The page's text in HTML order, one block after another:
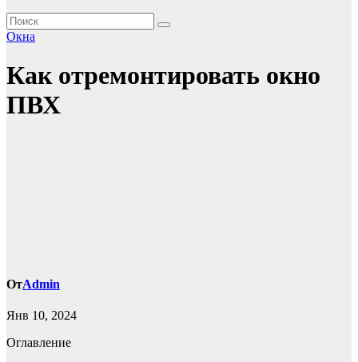
Окна
Как отремонтировать окно
ПВХ
ОтAdmin
Янв 10, 2024
Оглавление